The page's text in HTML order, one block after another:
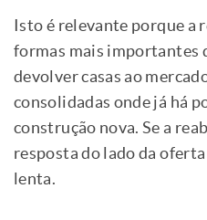
Isto é relevante porque a
formas mais importantes
devolver casas ao
consolidadas onde já há
construção nova. Se a
resposta do lado da
lenta.